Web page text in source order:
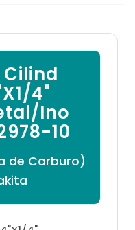
Cilind
4"
Ino
10
de Carburo)